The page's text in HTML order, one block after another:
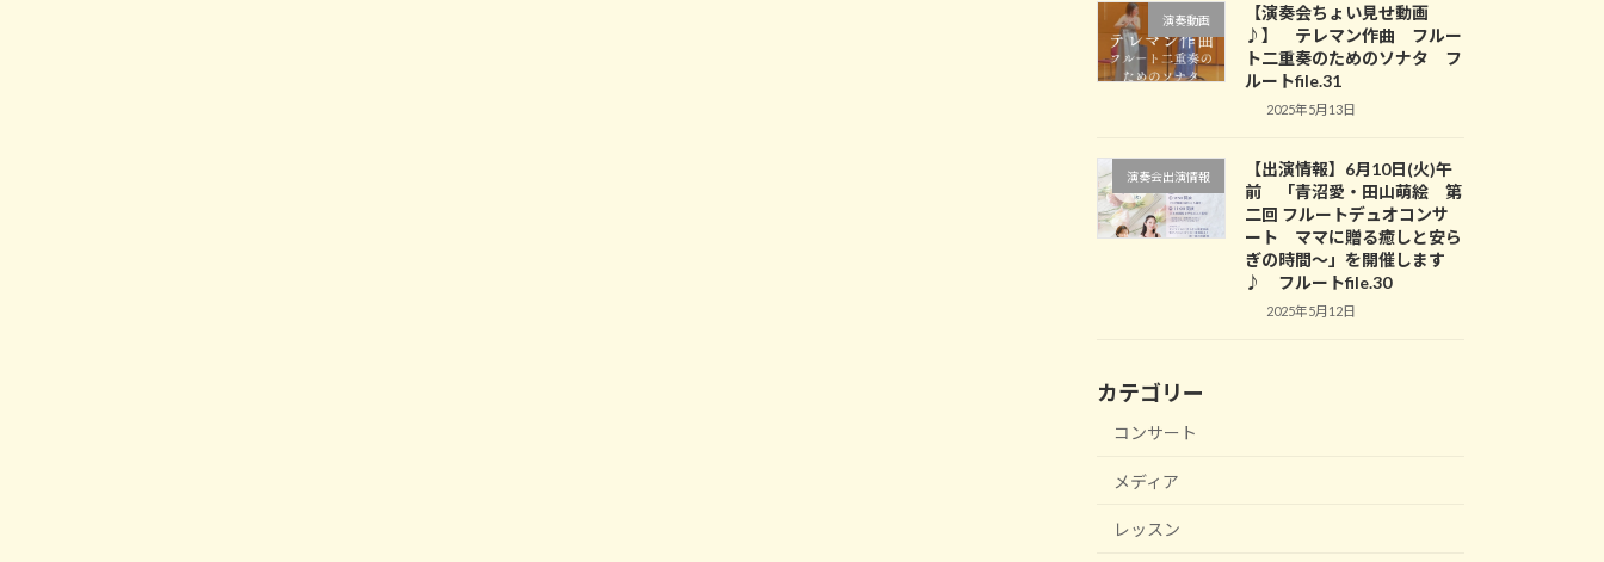
演奏動画
【演奏会ちょい見せ動画
♪】 テレマン作曲 フルー
ト二重奏のためのソナタ フ
ルートfile.31
2025年5月13日
演奏会出演情報
【出演情報】6月10日(火)午
前 「青沼愛・田山萌絵 第
二回 フルートデュオコンサ
ート ママに贈る癒しと安ら
ぎの時間～」を開催します
♪ フルートfile.30
2025年5月12日
カテゴリー
コンサート
メディア
レッスン